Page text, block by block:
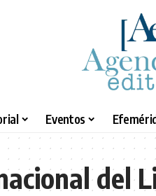
Eventos
del